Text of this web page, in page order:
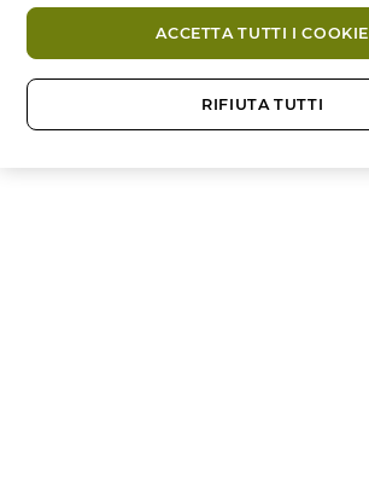
RIFIUTA TUTTI
ACCETTA TUTTI I COOKIE